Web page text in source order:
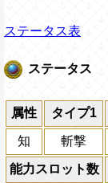
ステータス表
ステータス
属性 タイプ1
知 斬撃
能力スロット数